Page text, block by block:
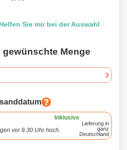
Helfen Sie mir bei der Auswahl
gewünschte Menge
Inklusive
vor 9.30 Uhr hoch.
Lieferung in
ganz
Deutschland